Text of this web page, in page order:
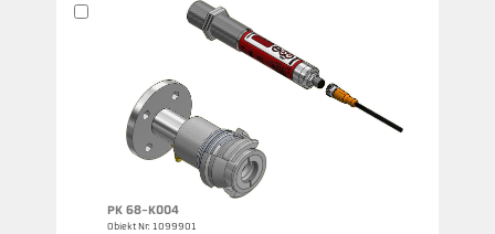
PK 68-K004
Obiekt Nr: 1099901